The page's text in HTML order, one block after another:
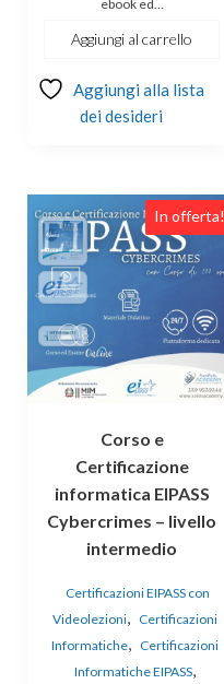
era:
€244.00.
ebook ed…
Aggiungi al carrello
Aggiungi alla lista
dei desideri
In offerta!
Corso e
Certificazione
informatica EIPASS
Cybercrimes – livello
intermedio
Certificazioni EIPASS con
Videolezioni, Certificazioni
Informatiche, Certificazioni
Informatiche EIPASS,